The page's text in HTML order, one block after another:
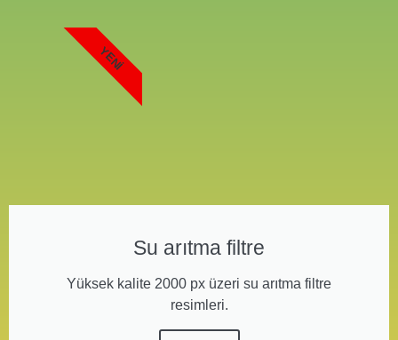
Su arıtma filtre
Yüksek kalite 2000 px üzeri su arıtma filtre
resimleri.
YENI